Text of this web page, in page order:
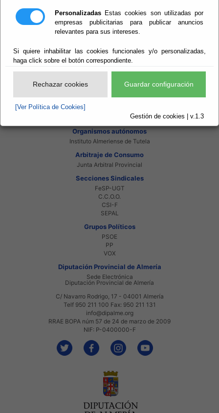
Personalizadas Estas cookies son utilizadas por
empresas publicitarias para publicar anuncios
relevantes para sus intereses.
Si quiere inhabilitar las cookies funcionales y/o personalizadas,
haga click sobre el botón correspondiente.
Rechazar cookies Guardar configuración
[Ver Política de Cookies]
Gestión de cookies | v.1.3
Enlaces de interés
Beneficiarios Red Provincial
Punto de Informacion del Catastro
Agencia Tributaria
Junta de Andalucia
Manual del Concejal
Bomberos Poniente
Gestión de Residuos Sector-II
Organismos autónomos
Instituto Almeriense de Tutela
Arbitraje de Consumo
Junta Arbitral Provincial
Secciones Sindicales
FeSP-UGT
C.C.O.O.
CSI-F
SEPAL
Grupos Políticos
PSOE
PP
VOX
Diputación Provincial de Almería
Sede Electrónica
Diputación Provincial de Almería
C/ Navarro Rodrigo, 17 - 04001 Almería
Telf 950 211 100 Fax: 950 211 131
info@dipalme.org
RRAE BOPA núm 57 de 24 de marzo de 2009
NIF: P-0400000-F